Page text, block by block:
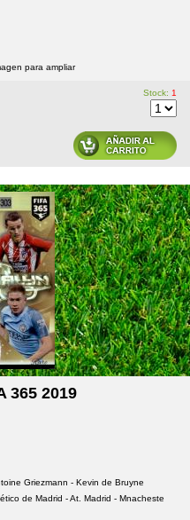
para ampliar
Stock: 1
365 2019
Griezmann - Kevin de Bruyne
de Madrid - At. Madrid - Mnacheste